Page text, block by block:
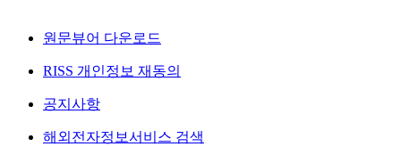
원문뷰어 다운로드
RISS 개인정보 재동의
공지사항
해외전자정보서비스 검색